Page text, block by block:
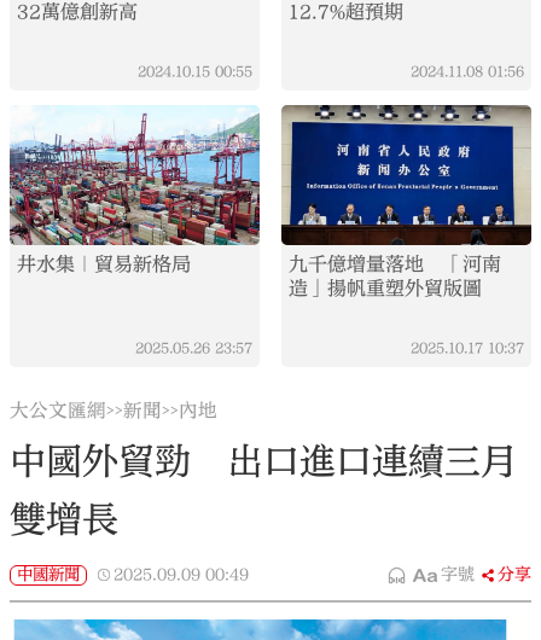
32萬億創新高
2024.10.15 00:55
12.7%超預期
2024.11.08 01:56
井水集｜貿易新格局
2025.05.26 23:57
九千億增量落地 「河南
造」揚帆重塑外貿版圖
2025.10.17 10:37
大公文匯網>>新聞>>內地
中國外貿勁 出口進口連續三月
雙增長
中國新聞 2025.09.09 00:49 字號 分享